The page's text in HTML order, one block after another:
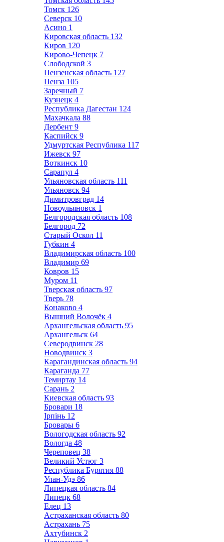
Томск 126
Северск 10
Асино 1
Кировская область 132
Киров 120
Кирово-Чепецк 7
Слободской 3
Пензенская область 127
Пенза 105
Заречный 7
Кузнецк 4
Республика Дагестан 124
Махачкала 88
Дербент 9
Каспийск 9
Удмуртская Республика 117
Ижевск 97
Воткинск 10
Сарапул 4
Ульяновская область 111
Ульяновск 94
Димитровград 14
Новоульяновск 1
Белгородская область 108
Белгород 72
Старый Оскол 11
Губкин 4
Владимирская область 100
Владимир 69
Ковров 15
Муром 11
Тверская область 97
Тверь 78
Конаково 4
Вышний Волочёк 4
Архангельская область 95
Архангельск 64
Северодвинск 28
Новодвинск 3
Карагандинская область 94
Караганда 77
Темиртау 14
Сарань 2
Киевская область 93
Бровари 18
Ірпінь 12
Бровары 6
Вологодская область 92
Вологда 48
Череповец 38
Великий Устюг 3
Республика Бурятия 88
Улан-Удэ 86
Липецкая область 84
Липецк 68
Елец 13
Астраханская область 80
Астрахань 75
Ахтубинск 2